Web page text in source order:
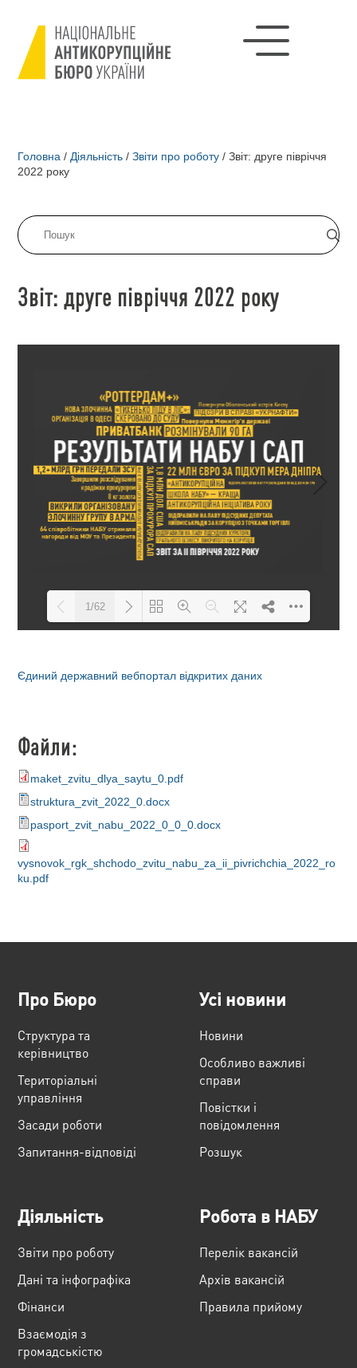
Головна / Діяльність / Звіти про роботу / Звіт: друге півріччя
2022 року
Звіт: друге півріччя 2022 року
1/62
Єдиний державний вебпортал відкритих даних
Файли:
maket_zvitu_dlya_saytu_0.pdf
struktura_zvit_2022_0.docx
pasport_zvit_nabu_2022_0_0_0.docx
vysnovok_rgk_shchodo_zvitu_nabu_za_ii_pivrichchia_2022_ro
ku.pdf
Про Бюро
Структура та
керівництво
Територіальні
управління
Засади роботи
Запитання-відповіді
Усі новини
Новини
Особливо важливі
справи
Повістки і
повідомлення
Розшук
Діяльність
Звіти про роботу
Дані та інфографіка
Фінанси
Взаємодія з
громадськістю
Робота в НАБУ
Перелік вакансій
Архів вакансій
Правила прийому